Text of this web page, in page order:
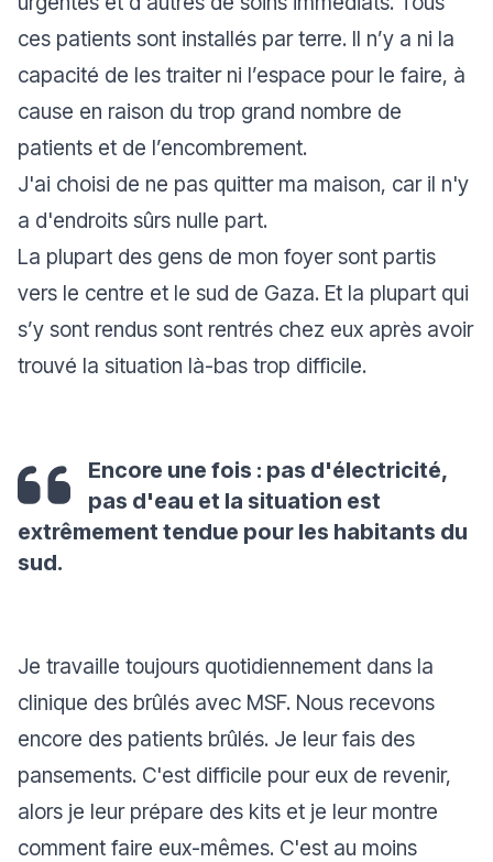
ces patients sont installés par terre. Il n’y a ni la
capacité de les traiter ni l’espace pour le faire, à
cause en raison du trop grand nombre de
patients et de l’encombrement.
J'ai choisi de ne pas quitter ma maison, car il n'y
a d'endroits sûrs nulle part.
La plupart des gens de mon foyer sont partis
vers le centre et le sud de Gaza. Et la plupart qui
s’y sont rendus sont rentrés chez eux après avoir
trouvé la situation là-bas trop difficile.
Encore une fois : pas d'électricité,
pas d'eau et la situation est
extrêmement tendue pour les habitants du
sud.
Je travaille toujours quotidiennement dans la
clinique des brûlés avec MSF. Nous recevons
encore des patients brûlés. Je leur fais des
pansements. C'est difficile pour eux de revenir,
alors je leur prépare des kits et je leur montre
comment faire eux-mêmes. C'est au moins